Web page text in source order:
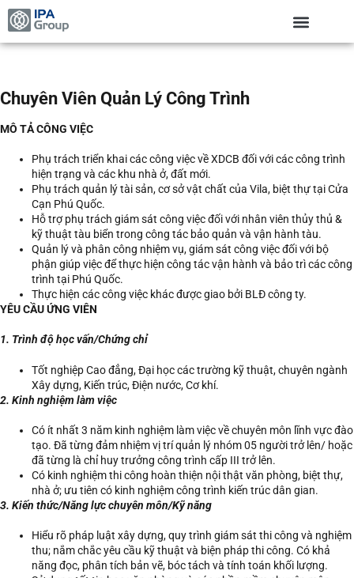
Chuyên Viên Quản Lý Công Trình
MÔ TẢ CÔNG VIỆC
Phụ trách triển khai các công việc về XDCB đối với các công trình
hiện trạng và các khu nhà ở, đất mới.
Phụ trách quản lý tài sản, cơ sở vật chất của Vila, biệt thự tại Cửa
Cạn Phú Quốc.
Hỗ trợ phụ trách giám sát công việc đối với nhân viên thủy thủ &
kỹ thuật tàu biển trong công tác bảo quản và vận hành tàu.
Quản lý và phân công nhiệm vụ, giám sát công việc đối với bộ
phận giúp việc để thực hiện công tác vận hành và bảo trì các công
trình tại Phú Quốc.
Thực hiện các công việc khác được giao bởi BLĐ công ty.
YÊU CẦU ỨNG VIÊN
1. Trình độ học vấn/Chứng chỉ
Tốt nghiệp Cao đẳng, Đại học các trường kỹ thuật, chuyên ngành
Xây dựng, Kiến trúc, Điện nước, Cơ khí.
2. Kinh nghiệm làm việc
Có ít nhất 3 năm kinh nghiệm làm việc về chuyên môn lĩnh vực đào
tạo. Đã từng đảm nhiệm vị trí quản lý nhóm 05 người trở lên/ hoặc
đã từng là chỉ huy trưởng công trình cấp III trở lên.
Có kinh nghiệm thi công hoàn thiện nội thật văn phòng, biệt thự,
nhà ở; ưu tiên có kinh nghiệm công trình kiến trúc dân gian.
3. Kiến thức/Năng lực chuyên môn/Kỹ năng
Hiểu rõ pháp luật xây dựng, quy trình giám sát thi công và nghiệm
thu; nắm chắc yêu cầu kỹ thuật và biện pháp thi công. Có khả
năng đọc, phân tích bản vẽ, bóc tách và tính toán khối lượng.